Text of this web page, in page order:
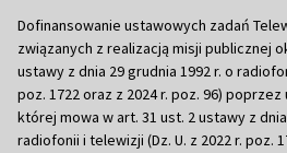
Dofinansowanie ustawowych zadań
związanych z realizacją misji publicznej
ustawy z dnia 29 grudnia 1992 r. o
poz. 1722 oraz z 2024 r. poz. 96)
której mowa w art. 31 ust. 2 ustawy z
radiofonii i telewizji (Dz. U. z 2022 r. poz.